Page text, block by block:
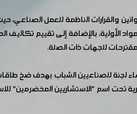
والقرارات الناظمة للعمل الصناعي،
الأولية، بالإضافة إلى تقييم
للجهات ذات الصلة.
لجنة للصناعيين الشباب بهدف ضخ
تحت اسم "الاستشاريين المخضرمين"